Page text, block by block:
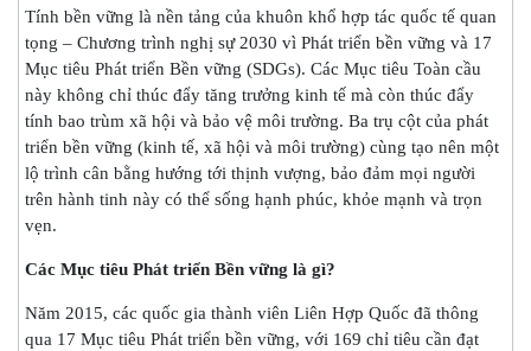
Tính bền vững là nền tảng của khuôn khổ hợp tác quốc tế quan
tọng – Chương trình nghị sự 2030 vì Phát triển bền vững và 17
Mục tiêu Phát triển Bền vững (SDGs). Các Mục tiêu Toàn cầu
này không chỉ thúc đẩy tăng trưởng kinh tế mà còn thúc đẩy
tính bao trùm xã hội và bảo vệ môi trường. Ba trụ cột của phát
triển bền vững (kinh tế, xã hội và môi trường) cùng tạo nên một
lộ trình cân bằng hướng tới thịnh vượng, bảo đảm mọi người
trên hành tinh này có thể sống hạnh phúc, khỏe mạnh và trọn
vẹn.
Các Mục tiêu Phát triển Bền vững là gì?
Năm 2015, các quốc gia thành viên Liên Hợp Quốc đã thông
qua 17 Mục tiêu Phát triển bền vững, với 169 chỉ tiêu cần đạt